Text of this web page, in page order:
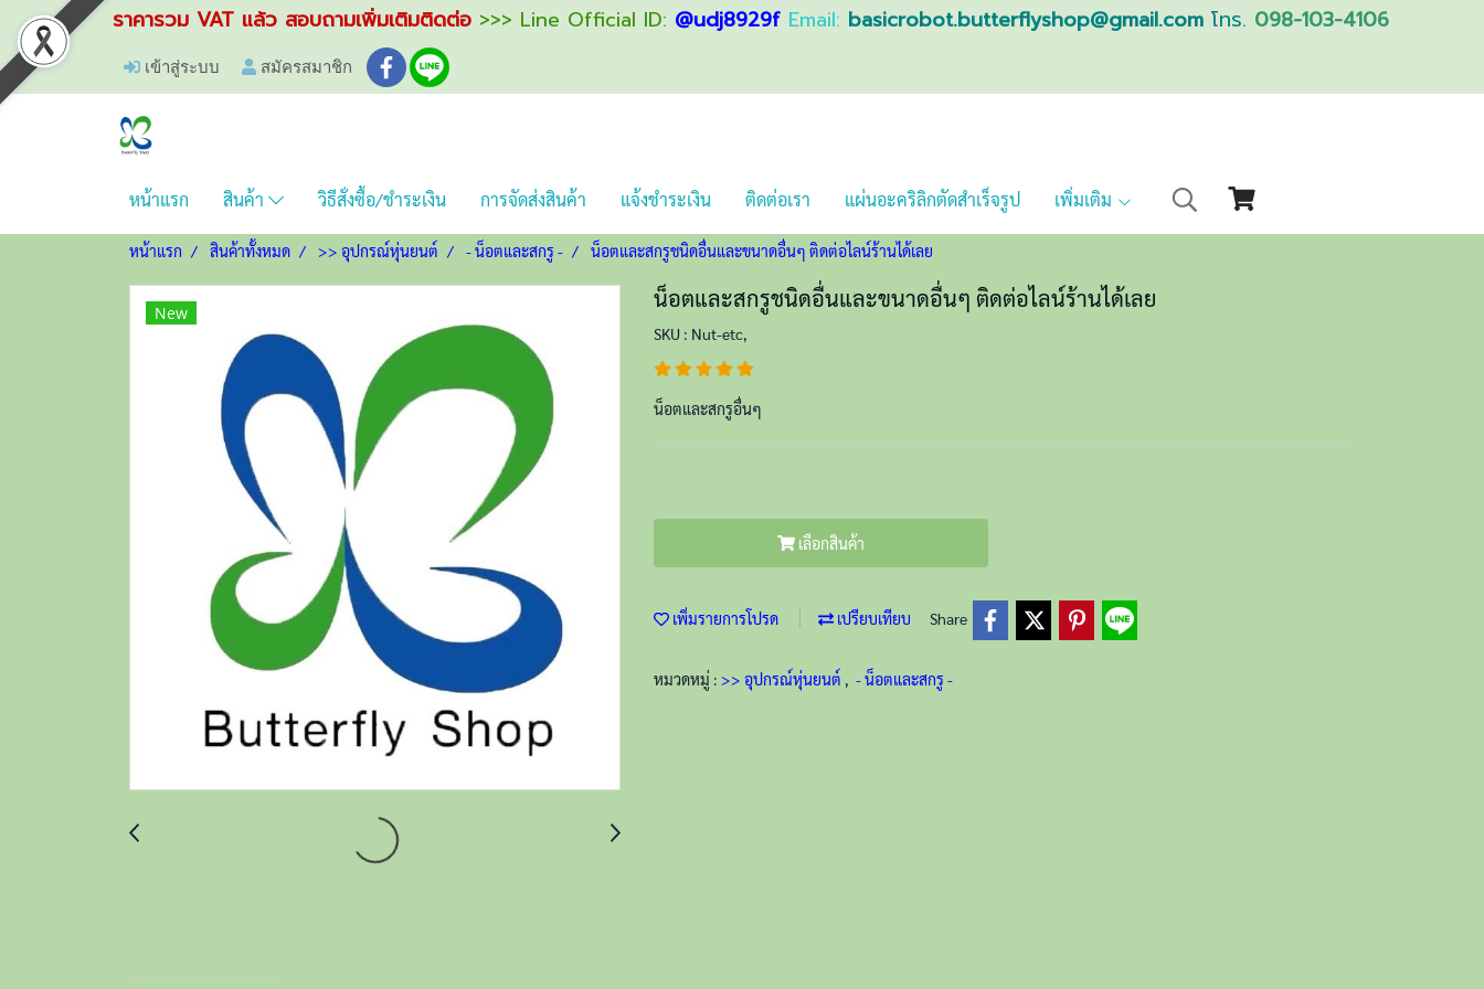
ราคารวม VAT แล้ว สอบถามเพิ่มเติมติดต่อ >>> Line Official ID: @udj8929f Email: basicrobot.butterflyshop@gmail.com โทร. 098-103-4106
เข้าสู่ระบบ สมัครสมาชิก
หน้าแรก สินค้า วิธีสั่งซื้อ/ชำระเงิน การจัดส่งสินค้า แจ้งชำระเงิน ติดต่อเรา แผ่นอะคริลิกตัดสำเร็จรูป เพิ่มเติม
หน้าแรก สินค้าทั้งหมด >> อุปกรณ์หุ่นยนต์ - น็อตและสกรู - น็อตและสกรูชนิดอื่นและขนาดอื่นๆ ติดต่อไลน์ร้านได้เลย
New
น็อตและสกรูชนิดอื่นและขนาดอื่นๆ ติดต่อไลน์ร้านได้เลย
SKU : Nut-etc,
น็อตและสกรูอื่นๆ
เลือกสินค้า
เพิ่มรายการโปรด เปรียบเทียบ Share
หมวดหมู่ : >> อุปกรณ์หุ่นยนต์ - น็อตและสกรู -